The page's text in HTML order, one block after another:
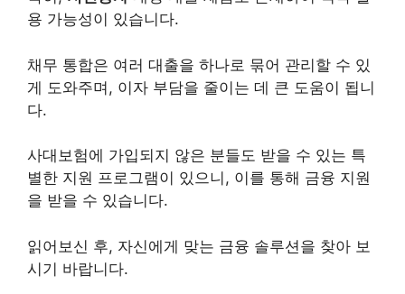
용 가능성이 있습니다.
채무 통합은 여러 대출을 하나로 묶어 관리할 수 있
게 도와주며, 이자 부담을 줄이는 데 큰 도움이 됩니
다.
사대보험에 가입되지 않은 분들도 받을 수 있는 특
별한 지원 프로그램이 있으니, 이를 통해 금융 지원
을 받을 수 있습니다.
읽어보신 후, 자신에게 맞는 금융 솔루션을 찾아 보
시기 바랍니다.